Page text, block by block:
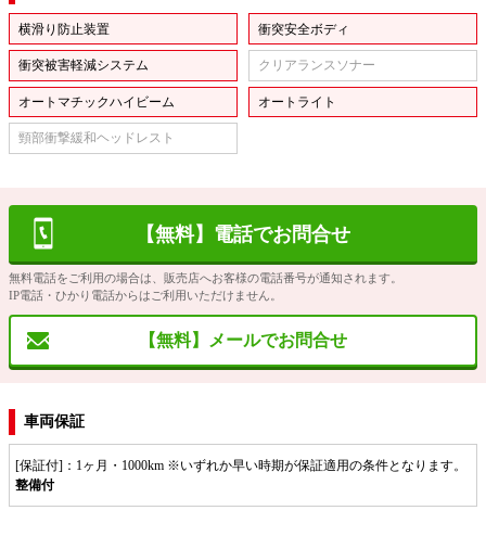
横滑り防止装置 衝突安全ボディ
衝突被害軽減システム クリアランスソナー
オートマチックハイビーム オートライト
頸部衝撃緩和ヘッドレスト
【無料】電話でお問合せ
無料電話をご利用の場合は、販売店へお客様の電話番号が通知されます。
IP電話・ひかり電話からはご利用いただけません。
【無料】メールでお問合せ
車両保証
[保証付]：1ヶ月・1000km ※いずれか早い時期が保証適用の条件となります。
整備付